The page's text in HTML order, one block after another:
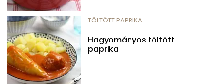
TÖLTÖTT PAPRIKA
Hagyományos töltött
paprika